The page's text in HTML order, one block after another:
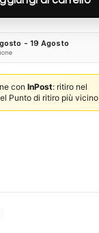
- 19 Agosto
conInPost: ritiro nel
Punto di ritiro più vicino